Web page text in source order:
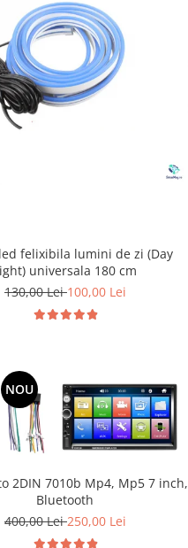
felixibila lumini de zi (Day
universala 180 cm
130,00 Lei100,00 Lei
NOU
2DIN 7010b Mp4, Mp5 7 inch,
Bluetooth
400,00 Lei250,00 Lei